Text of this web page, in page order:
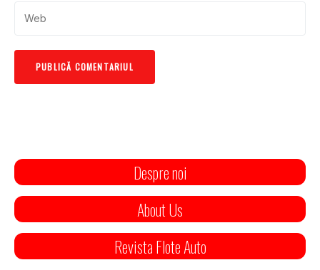
Despre noi
About Us
Revista Flote Auto